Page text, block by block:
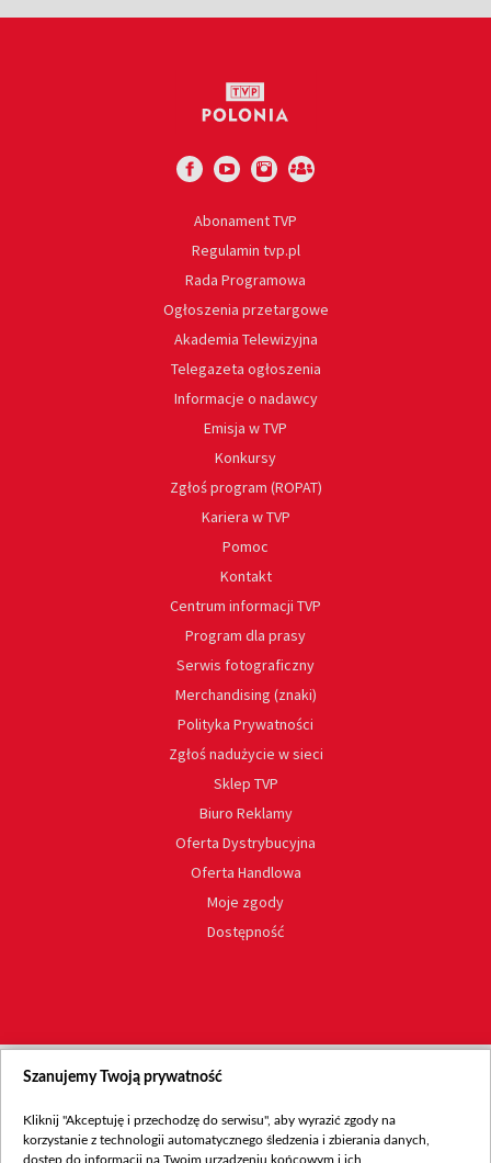
Abonament TVP
Regulamin tvp.pl
Rada Programowa
Ogłoszenia przetargowe
Akademia Telewizyjna
Telegazeta ogłoszenia
Informacje o nadawcy
Emisja w TVP
Konkursy
Zgłoś program (ROPAT)
Kariera w TVP
Pomoc
Kontakt
Centrum informacji TVP
Program dla prasy
Serwis fotograficzny
Merchandising (znaki)
Polityka Prywatności
Zgłoś nadużycie w sieci
Sklep TVP
Biuro Reklamy
Oferta Dystrybucyjna
Oferta Handlowa
Moje zgody
Dostępność
Szanujemy Twoją prywatność
Kliknij "Akceptuję i przechodzę do serwisu", aby wyrazić zgody na
korzystanie z technologii automatycznego śledzenia i zbierania danych,
dostęp do informacji na Twoim urządzeniu końcowym i ich